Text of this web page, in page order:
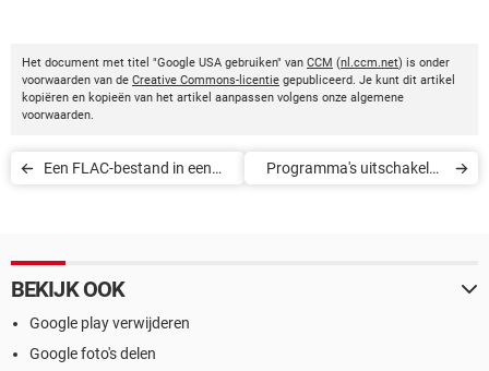
Het document met titel "Google USA gebruiken" van CCM (nl.ccm.net) is onder
voorwaarden van de Creative Commons-licentie gepubliceerd. Je kunt dit artikel
kopiëren en kopieën van het artikel aanpassen volgens onze algemene
voorwaarden.
Een FLAC-bestand in een
Programma's uitschakelen
BEKIJK OOK
Google play verwijderen
Google foto's delen